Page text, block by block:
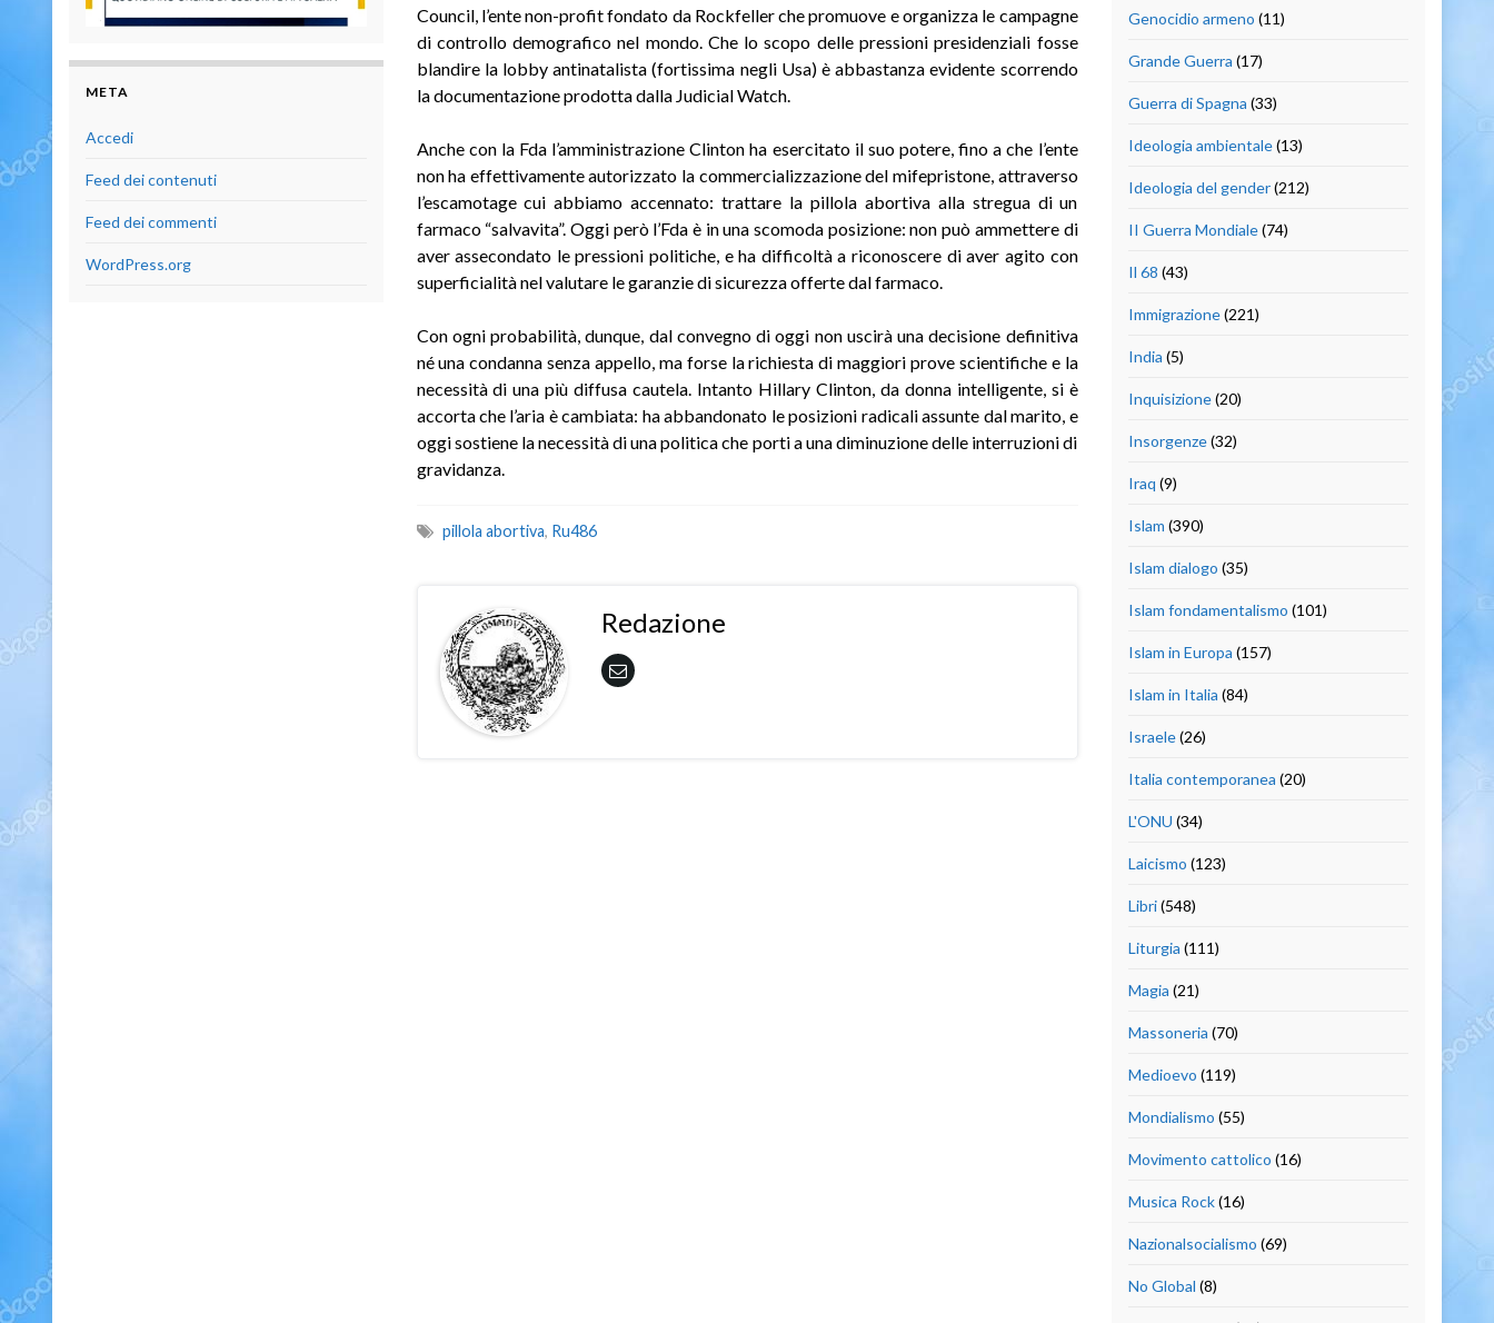
Council, l’ente non-profit fondato da Rockfeller che promuove e organizza le campagne
di controllo demografico nel mondo. Che lo scopo delle pressioni presidenziali fosse
blandire la lobby antinatalista (fortissima negli Usa) è abbastanza evidente scorrendo
la documentazione prodotta dalla Judicial Watch.
Anche con la Fda l’amministrazione Clinton ha esercitato il suo potere, fino a che l’ente
non ha effettivamente autorizzato la commercializzazione del mifepristone, attraverso
l’escamotage cui abbiamo accennato: trattare la pillola abortiva alla stregua di un
farmaco “salvavita”. Oggi però l’Fda è in una scomoda posizione: non può ammettere di
aver assecondato le pressioni politiche, e ha difficoltà a riconoscere di aver agito con
superficialità nel valutare le garanzie di sicurezza offerte dal farmaco.
Con ogni probabilità, dunque, dal convegno di oggi non uscirà una decisione definitiva
né una condanna senza appello, ma forse la richiesta di maggiori prove scientifiche e la
necessità di una più diffusa cautela. Intanto Hillary Clinton, da donna intelligente, si è
accorta che l’aria è cambiata: ha abbandonato le posizioni radicali assunte dal marito, e
oggi sostiene la necessità di una politica che porti a una diminuzione delle interruzioni di
gravidanza.
pillola abortiva, Ru486
Redazione
META
Accedi
Feed dei contenuti
Feed dei commenti
WordPress.org
Genocidio armeno (11)
Grande Guerra (17)
Guerra di Spagna (33)
Ideologia ambientale(13)
Ideologia del gender(212)
II Guerra Mondiale(74)
Il 68 (43)
Immigrazione(221)
India (5)
Inquisizione(20)
Insorgenze(32)
Iraq (9)
Islam (390)
Islam dialogo (35)
Islam fondamentalismo (101)
Islam in Europa (157)
Islam in Italia (84)
Israele(26)
Italia contemporanea (20)
L'ONU (34)
Laicismo (123)
Libri(548)
Liturgia (111)
Magia (21)
Massoneria (70)
Medioevo (119)
Mondialismo (55)
Movimento cattolico (16)
Musica Rock(16)
Nazionalsocialismo (69)
No Global (8)